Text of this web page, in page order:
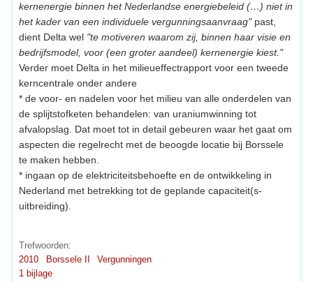
kernenergie binnen het Nederlandse energiebeleid (…) niet in
het kader van een individuele vergunningsaanvraag"past,
dient Delta wel "te motiveren waarom zij, binnen haar visie en
bedrijfsmodel, voor (een groter aandeel) kernenergie kiest."
Verder moet Delta in het milieueffectrapport voor een tweede
kerncentrale onder andere
* de voor- en nadelen voor het milieu van alle onderdelen van
de splijtstofketen behandelen: van uraniumwinning tot
afvalopslag. Dat moet tot in detail gebeuren waar het gaat om
aspecten die regelrecht met de beoogde locatie bij Borssele
te maken hebben.
* ingaan op de elektriciteitsbehoefte en de ontwikkeling in
Nederland met betrekking tot de geplande capaciteit(s-
uitbreiding).
Trefwoorden:
2010
Borssele II
Vergunningen
1 bijlage